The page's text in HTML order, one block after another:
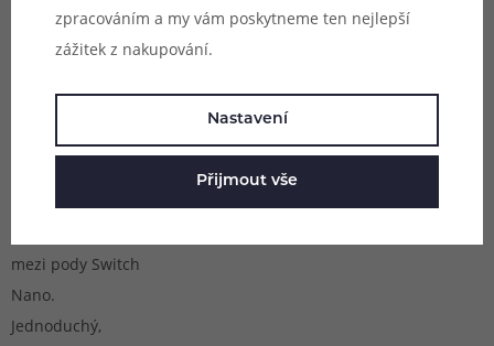
9.4.2026
Recenze
mezi pody Switch
Nano.
Jednoduchý,
zpracováním a my vám poskytneme ten nejlepší
zážitek z nakupování.
Nastavení
Přijmout vše